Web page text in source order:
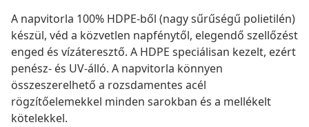
A napvitorla 100% HDPE-ből (nagy sűrűségű polietilén)
készül, véd a közvetlen napfénytől, elegendő szellőzést
enged és vízáteresztő. A HDPE speciálisan kezelt, ezért
penész- és UV-álló. A napvitorla könnyen
összeszerelhető a rozsdamentes acél
rögzítőelemekkel minden sarokban és a mellékelt
kötelekkel.